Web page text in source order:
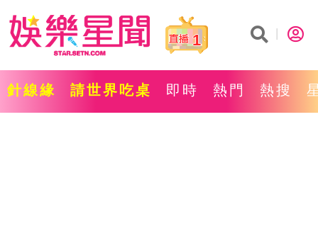
1
針線緣 請世界吃桌 即時 熱門 熱搜